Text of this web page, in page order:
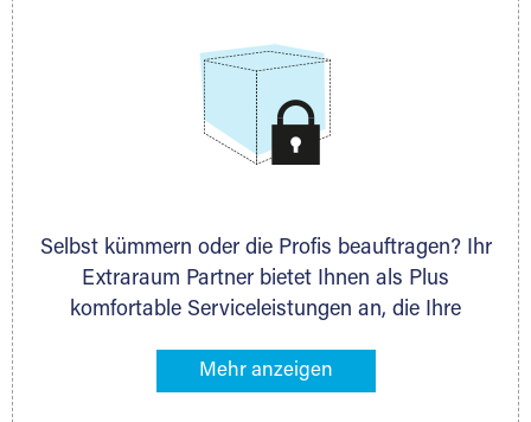
Selbst kümmern oder die Profis beauftragen? Ihr
Extraraum Partner bietet Ihnen als Plus
komfortable Serviceleistungen an, die Ihre
gehören z. B. Verpackungsservice, Lieferung von